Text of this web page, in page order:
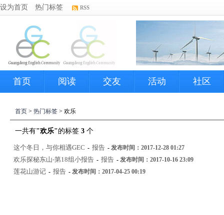
设为首页 热门标签 RSS
首页 阅读 交友 活动 社区
首页 > 热门标签 > 欢乐
一共有"欢乐"的标签 3 个
这个冬日，与你相遇GEC - 报告 - 发布时间：2017-12-28 01:27
欢乐探秘东山-第18组小报告 - 报告 - 发布时间：2017-10-16 23:09
莲花山游记 - 报告 - 发布时间：2017-04-25 00:19